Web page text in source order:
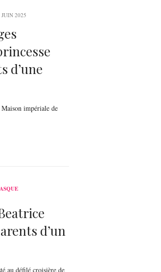
JUIN 2025
d’une
impériale de
d’un
au défilé croisière de